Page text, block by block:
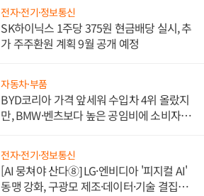
전자·전기·정보통신
SK하이닉스 1주당 375원 현금배당 실시, 추
가 주주환원 계획 9월 공개 예정
자동차·부품
BYD코리아 가격 앞세워 수입차 4위 올랐지
만, BMW·벤츠보다 높은 공임비에 소비자
전자·전기·정보통신
[AI 뭉쳐야 산다⑧] LG·엔비디아 '피지컬 AI'
동맹 강화, 구광모 제조·데이터·기술 결집